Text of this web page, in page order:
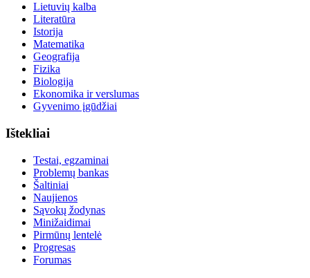
Lietuvių kalba
Literatūra
Istorija
Matematika
Geografija
Fizika
Biologija
Ekonomika ir verslumas
Gyvenimo įgūdžiai
Ištekliai
Testai, egzaminai
Problemų bankas
Šaltiniai
Naujienos
Sąvokų žodynas
Minižaidimai
Pirmūnų lentelė
Progresas
Forumas